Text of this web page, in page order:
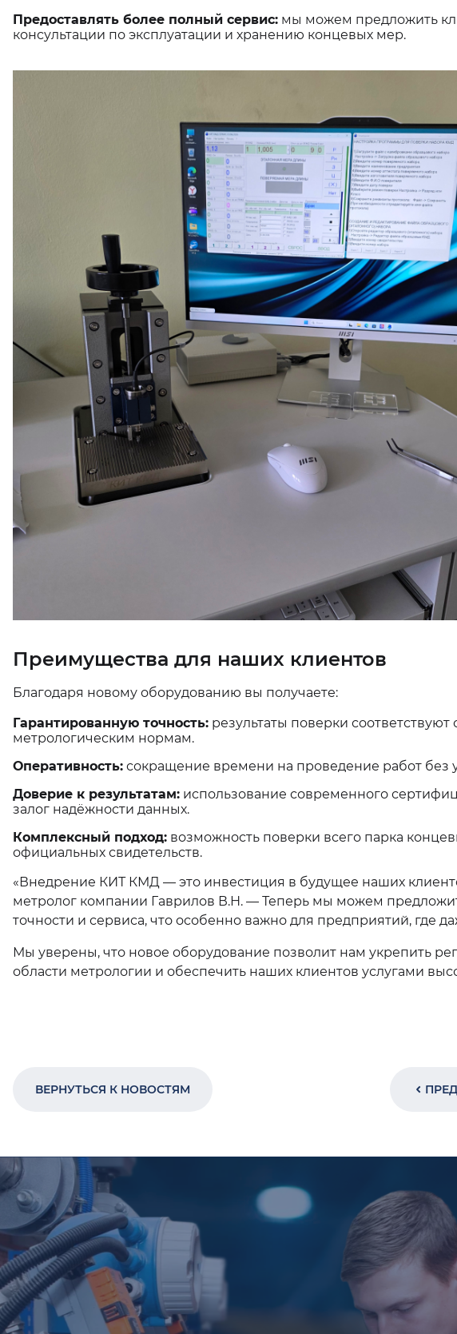
Предоставлять более полный сервис: мы можем предложить
консультации по эксплуатации и хранению концевых мер.
Преимущества для наших клиентов
Благодаря новому оборудованию вы получаете:
Гарантированную точность: результаты поверки
метрологическим нормам.
Оперативность: сокращение времени на проведение работ без
Доверие к результатам: использование современного
залог надёжности данных.
Комплексный подход: возможность поверки всего парка
официальных свидетельств.
«Внедрение КИТ КМД — это инвестиция в будущее наших
метролог компании Гаврилов В.Н. — Теперь мы можем
точности и сервиса, что особенно важно для предприятий, где
Мы уверены, что новое оборудование позволит нам укрепить
области метрологии и обеспечить наших клиентов услугами
ВЕРНУТЬСЯ К НОВОСТЯМ